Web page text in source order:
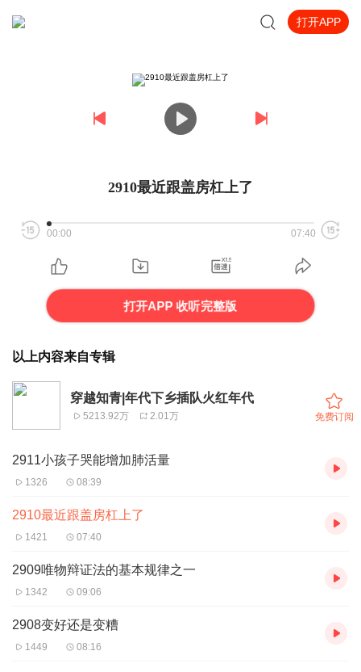
打开APP
2910最近跟盖房杠上了
00:00 07:40
打开APP 收听完整版
以上内容来自专辑
穿越知青|年代下乡插队火红年代
5213.92万 2.01万 免费订阅
2911小孩子哭能增加肺活量
1326 08:39
2910最近跟盖房杠上了
1421 07:40
2909唯物辩证法的基本规律之一
1342 09:06
2908变好还是变糟
1449 08:16